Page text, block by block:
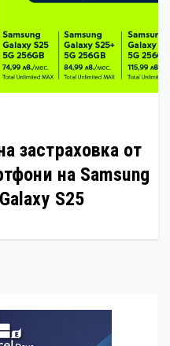
застраховка от
на Samsung
S25